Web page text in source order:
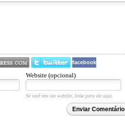
facebook
Website (opcional)
Se você tem um website, linke para ele aqui.
Enviar Comentário